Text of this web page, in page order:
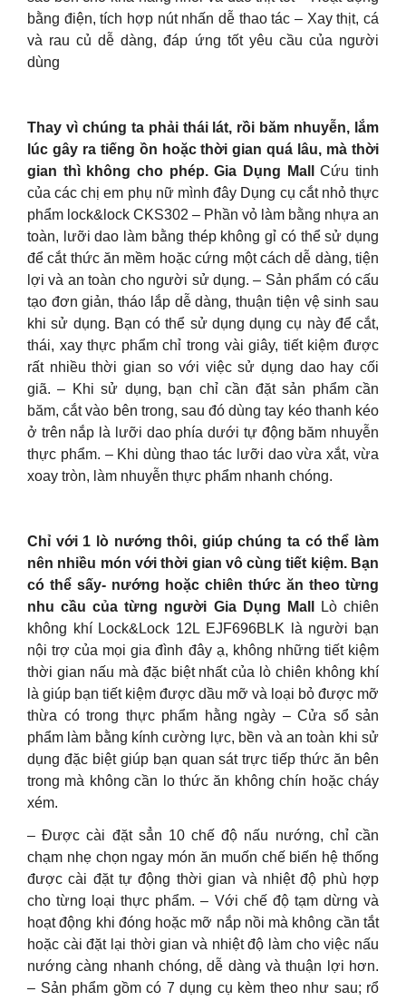
bằng điện, tích hợp nút nhấn dễ thao tác – Xay thịt, cá
và rau củ dễ dàng, đáp ứng tốt yêu cầu của người
dùng
Thay vì chúng ta phải thái lát, rồi băm nhuyễn, lắm
lúc gây ra tiếng ồn hoặc thời gian quá lâu, mà thời
gian thì không cho phép. Gia Dụng Mall
Cứu tinh
của các chị em phụ nữ mình đây Dụng cụ cắt nhỏ thực
phẩm lock&lock CKS302 – Phần vỏ làm bằng nhựa an
toàn, lưỡi dao làm bằng thép không gỉ có thể sử dụng
để cắt thức ăn mềm hoặc cứng một cách dễ dàng, tiện
lợi và an toàn cho người sử dụng. – Sản phẩm có cấu
tạo đơn giản, tháo lắp dễ dàng, thuận tiện vệ sinh sau
khi sử dụng. Bạn có thể sử dụng dụng cụ này để cắt,
thái, xay thực phẩm chỉ trong vài giây, tiết kiệm được
rất nhiều thời gian so với việc sử dụng dao hay cối
giã. – Khi sử dụng, bạn chỉ cần đặt sản phẩm cần
băm, cắt vào bên trong, sau đó dùng tay kéo thanh kéo
ở trên nắp là lưỡi dao phía dưới tự động băm nhuyễn
thực phẩm. – Khi dùng thao tác lưỡi dao vừa xắt, vừa
xoay tròn, làm nhuyễn thực phẩm nhanh chóng.
Chỉ với 1 lò nướng thôi, giúp chúng ta có thể làm
nên nhiều món với thời gian vô cùng tiết kiệm. Bạn
có thể sấy- nướng hoặc chiên thức ăn theo từng
nhu cầu của từng người Gia Dụng Mall
Lò chiên
không khí Lock&Lock 12L EJF696BLK là người bạn
nội trợ của mọi gia đình đây ạ, không những tiết kiệm
thời gian nấu mà đặc biệt nhất của lò chiên không khí
là giúp bạn tiết kiệm được dầu mỡ và loại bỏ được mỡ
thừa có trong thực phẩm hằng ngày – Cửa sổ sản
phẩm làm bằng kính cường lực, bền và an toàn khi sử
dụng đặc biệt giúp bạn quan sát trực tiếp thức ăn bên
trong mà không cần lo thức ăn không chín hoặc cháy
xém.
– Được cài đặt sẳn 10 chế độ nấu nướng, chỉ cần
chạm nhẹ chọn ngay món ăn muốn chế biến hệ thống
được cài đặt tự động thời gian và nhiệt độ phù hợp
cho từng loại thực phẩm. – Với chế độ tạm dừng và
hoạt động khi đóng hoặc mỡ nắp nồi mà không cần tắt
hoặc cài đặt lại thời gian và nhiệt độ làm cho việc nấu
nướng càng nhanh chóng, dễ dàng và thuận lợi hơn.
– Sản phẩm gồm có 7 dụng cụ kèm theo như sau; rổ